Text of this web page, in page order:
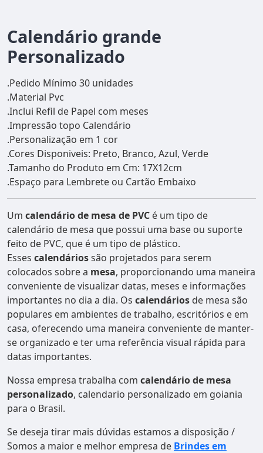
Calendário grande
Personalizado
.Pedido Mínimo 30 unidades
.Material Pvc
.Inclui Refil de Papel com meses
.Impressão topo Calendário
.Personalização em 1 cor
.Cores Disponiveis: Preto, Branco, Azul, Verde
.Tamanho do Produto em Cm: 17X12cm
.Espaço para Lembrete ou Cartão Embaixo
Um calendário de mesa de PVC é um tipo de
calendário de mesa que possui uma base ou suporte
feito de PVC, que é um tipo de plástico.
Esses calendáriossão projetados para serem
colocados sobre a mesa, proporcionando uma maneira
conveniente de visualizar datas, meses e informações
importantes no dia a dia. Os calendários de mesa são
populares em ambientes de trabalho, escritórios e em
casa, oferecendo uma maneira conveniente de manter-
se organizado e ter uma referência visual rápida para
datas importantes.
Nossa empresa trabalha com calendário de mesa
personalizado, calendario personalizado em goiania
para o Brasil.
Se deseja tirar mais dúvidas estamos a disposição /
Somos a maior e melhor empresa de Brindes em